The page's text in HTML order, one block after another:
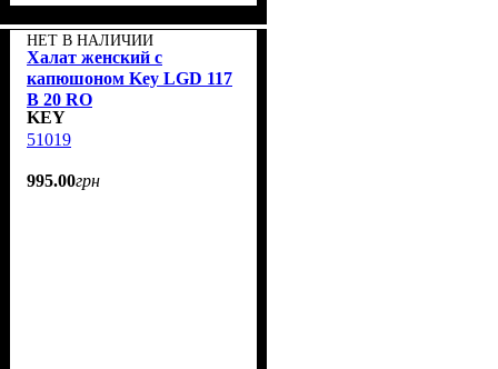
НЕТ В НАЛИЧИИ
Халат женский с
капюшоном Key LGD 117
B 20 RO
KEY
51019
995.00грн